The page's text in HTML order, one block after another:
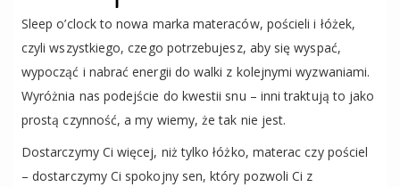
Sleep o’clock to nowa marka materaców, pościeli i łóżek,
czyli wszystkiego, czego potrzebujesz, aby się wyspać,
wypocząć i nabrać energii do walki z kolejnymi wyzwaniami.
Wyróżnia nas podejście do kwestii snu – inni traktują to jako
prostą czynność, a my wiemy, że tak nie jest.
Dostarczymy Ci więcej, niż tylko łóżko, materac czy pościel
– dostarczymy Ci spokojny sen, który pozwoli Ci z